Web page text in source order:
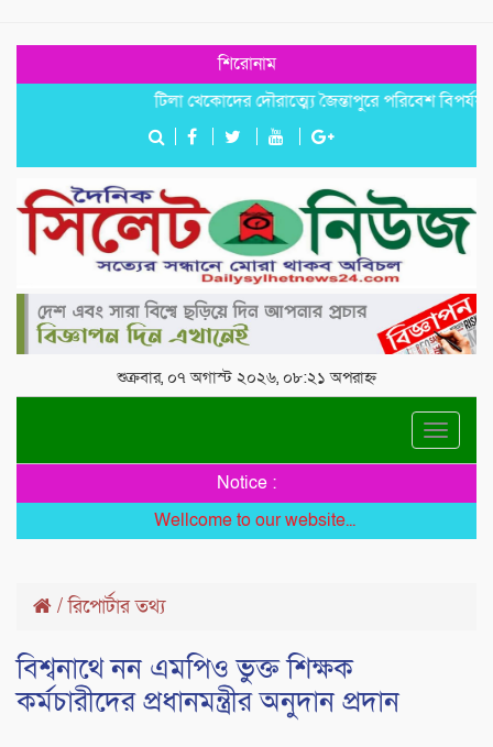
শিরোনাম
টিলা খেকোদের দৌরাত্ম্যে জৈন্তাপুরে পরিবেশ বিপর্যয়, আতঙ্কে
শুক্রবার, ০৭ অগাস্ট ২০২৬, ০৮:২১ অপরাহ্ন
Toggle
Notice :
Wellcome to our website...
/রিপোর্টার তথ্য
বিশ্বনাথে নন এমপিও ভুক্ত শিক্ষক
কর্মচারীদের প্রধানমন্ত্রীর অনুদান প্রদান